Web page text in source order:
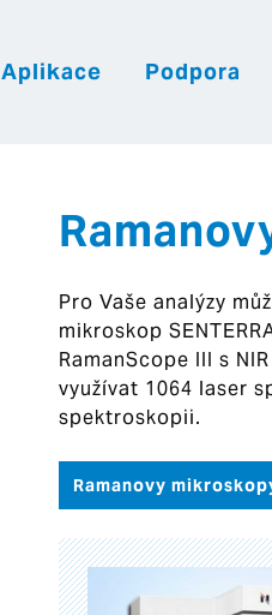
Aplikace Podpora
Pro Vaše analýzy
mikroskop
RamanScope III s
využívat 1064 laser
spektroskopii.